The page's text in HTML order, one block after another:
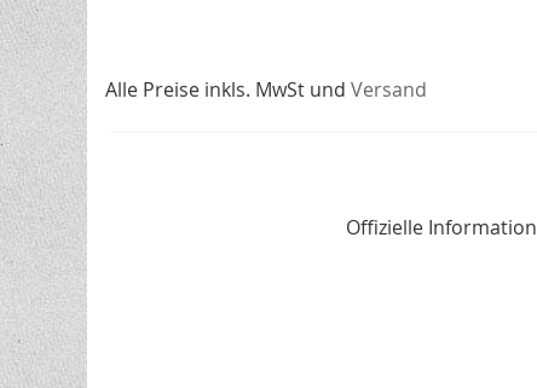
Alle Preise inkls. MwSt und Versand
Offizielle